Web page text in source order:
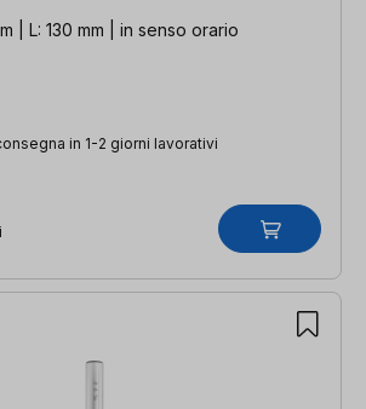
| L: 130 mm | in senso orario
in 1-2 giorni lavorativi